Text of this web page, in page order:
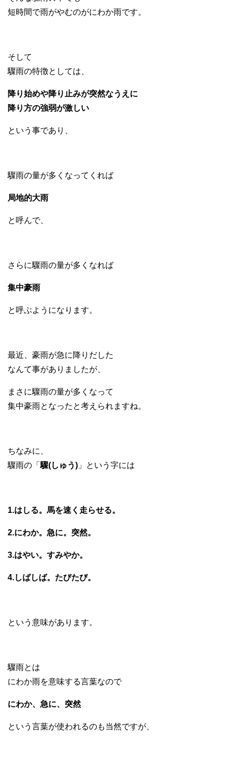
短時間で雨がやむのがにわか雨です。
そして
驟雨の特徴としては、
降り始めや降り止みが突然なうえに
降り方の強弱が激しい
という事であり、
驟雨の量が多くなってくれば
局地的大雨
と呼んで、
さらに驟雨の量が多くなれば
集中豪雨
と呼ぶようになります。
最近、豪雨が急に降りだした
なんて事がありましたが、
まさに驟雨の量が多くなって
集中豪雨となったと考えられますね。
ちなみに、
驟雨の「 驟(しゅう) 」という字には
1.はしる。馬を速く走らせる。
2.にわか。急に。突然。
3.はやい。すみやか。
4.しばしば。たびたび。
という意味があります。
驟雨とは
にわか雨を意味する言葉なので
にわか、急に、突然
という言葉が使われるのも当然ですが、